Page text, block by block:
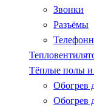
Звонки
Разъёмы
Тёплые полы и
Обогрев
Обогрев